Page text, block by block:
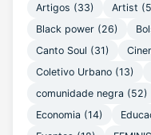
Artigos (33) Artist
Black power (26)
Canto Soul (31)
Coletivo Urbano (13)
comunidade negra (52)
Economia (14)